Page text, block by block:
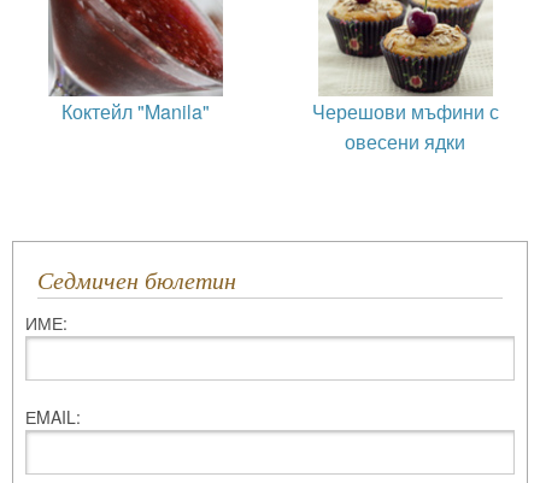
Коктейл "Manila"
Черешови мъфини с
овесени ядки
Седмичен бюлетин
ИМЕ:
ЕMAIL: